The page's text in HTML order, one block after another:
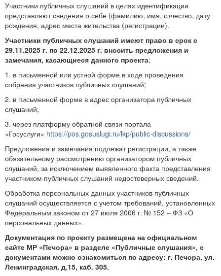
Участники публичных слушаний в целях идентификации
представляют сведения о себе (фамилию, имя, отчество, дату
рождения, адрес места жительства (регистрации).
Участники публичных слушаний имеют право в срок с
29.11.2025 г. по 22.12.2025 г. вносить предложения и
замечания, касающиеся данного проекта:
1. в письменной или устной форме в ходе проведения
собрания участников публичных слушаний;
2. в письменной форме в адрес организатора публичных
слушаний;
3. через платформу обратной связи портала
«Госуслуги» https://pos.gosuslugi.ru/lkp/public-discussions/
Предложения и замечания подлежат регистрации, а также
обязательному рассмотрению организатором публичных
слушаний, за исключением выявленного факта представления
участником публичных слушаний недостоверных сведений.
Обработка персональных данных участников публичных
слушаний осуществляется с учетом требований, установленных
Федеральным законом от 27 июля 2006 г. № 152 – ФЗ «О
персональных данных».
Документация по проекту размещена на официальном
сайте МР «Печора» в разделе «Публичные слушания», с
документами можно ознакомиться по адресу: г. Печора, ул.
Ленинградская, д.15, каб. 305.